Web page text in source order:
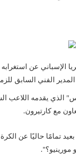
الإسباني عن
الفني السابق
الذي يقدمه اللاعب
مع كارتيرون.
تمامًا حاليًا عن
مورينيو؟".